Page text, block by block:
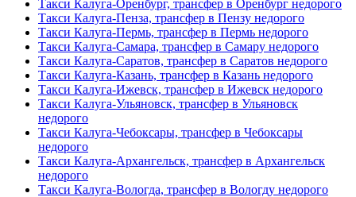
Такси Калуга-Оренбург, трансфер в Оренбург недорого
Такси Калуга-Пенза, трансфер в Пензу недорого
Такси Калуга-Пермь, трансфер в Пермь недорого
Такси Калуга-Самара, трансфер в Самару недорого
Такси Калуга-Саратов, трансфер в Саратов недорого
Такси Калуга-Казань, трансфер в Казань недорого
Такси Калуга-Ижевск, трансфер в Ижевск недорого
Такси Калуга-Ульяновск, трансфер в Ульяновск
недорого
Такси Калуга-Чебоксары, трансфер в Чебоксары
недорого
Такси Калуга-Архангельск, трансфер в Архангельск
недорого
Такси Калуга-Вологда, трансфер в Вологду недорого